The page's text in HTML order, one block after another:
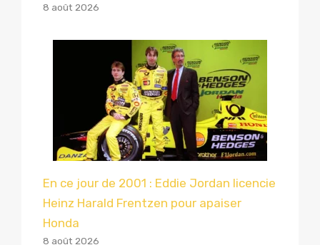
8 août 2026
En ce jour de 2001 : Eddie Jordan licencie
Heinz Harald Frentzen pour apaiser
Honda
8 août 2026